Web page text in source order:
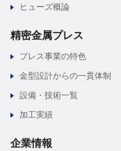
ヒューズ概論
精密金属プレス
プレス事業の特色
金型設計からの一貫体制
設備・技術一覧
加工実績
企業情報